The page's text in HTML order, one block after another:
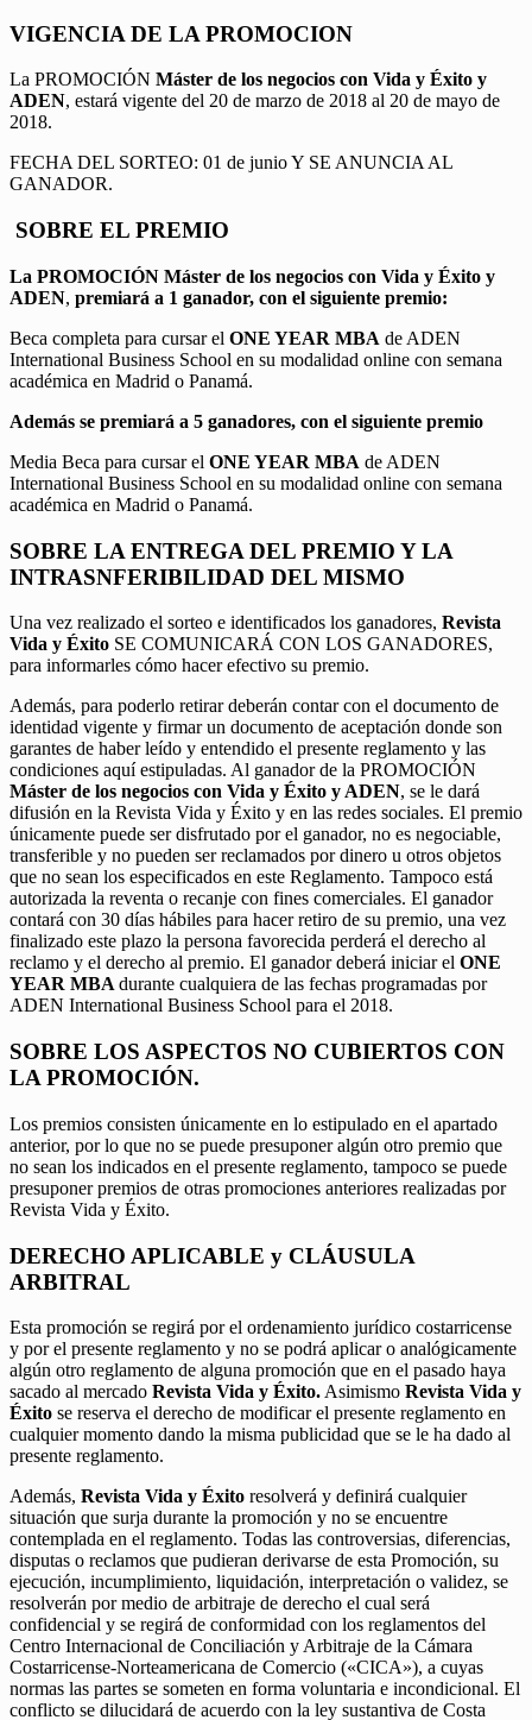
VIGENCIA DE LA PROMOCION
La PROMOCIÓN Máster de los negocios con Vida y Éxito y
ADEN, estará vigente del 20 de marzo de 2018 al 20 de mayo de
2018.
FECHA DEL SORTEO: 01 de junio Y SE ANUNCIA AL
GANADOR.
SOBRE EL PREMIO
La PROMOCIÓN Máster de los negocios con Vida y Éxito y
ADEN, premiará a 1 ganador, con el siguiente premio:
Beca completa para cursar el ONE YEAR MBA de ADEN
International Business School en su modalidad online con semana
académica en Madrid o Panamá.
Además se premiará a 5 ganadores, con el siguiente premio
Media Beca para cursar el ONE YEAR MBA de ADEN
International Business School en su modalidad online con semana
académica en Madrid o Panamá.
SOBRE LA ENTREGA DEL PREMIO Y LA
INTRASNFERIBILIDAD DEL MISMO
Una vez realizado el sorteo e identificados los ganadores, Revista
Vida y Éxito SE COMUNICARÁ CON LOS GANADORES,
para informarles cómo hacer efectivo su premio.
Además, para poderlo retirar deberán contar con el documento de
identidad vigente y firmar un documento de aceptación donde son
garantes de haber leído y entendido el presente reglamento y las
condiciones aquí estipuladas. Al ganador de la PROMOCIÓN
Máster de los negocios con Vida y Éxito y ADEN, se le dará
difusión en la Revista Vida y Éxito y en las redes sociales. El premio
únicamente puede ser disfrutado por el ganador, no es negociable,
transferible y no pueden ser reclamados por dinero u otros objetos
que no sean los especificados en este Reglamento. Tampoco está
autorizada la reventa o recanje con fines comerciales. El ganador
contará con 30 días hábiles para hacer retiro de su premio, una vez
finalizado este plazo la persona favorecida perderá el derecho al
reclamo y el derecho al premio. El ganador deberá iniciar el ONE
YEAR MBA durante cualquiera de las fechas programadas por
ADEN International Business School para el 2018.
SOBRE LOS ASPECTOS NO CUBIERTOS CON
LA PROMOCIÓN.
Los premios consisten únicamente en lo estipulado en el apartado
anterior, por lo que no se puede presuponer algún otro premio que
no sean los indicados en el presente reglamento, tampoco se puede
presuponer premios de otras promociones anteriores realizadas por
Revista Vida y Éxito.
DERECHO APLICABLE y CLÁUSULA
ARBITRAL
Esta promoción se regirá por el ordenamiento jurídico costarricense
y por el presente reglamento y no se podrá aplicar o analógicamente
algún otro reglamento de alguna promoción que en el pasado haya
sacado al mercado Revista Vida y Éxito. Asimismo Revista Vida y
Éxito se reserva el derecho de modificar el presente reglamento en
cualquier momento dando la misma publicidad que se le ha dado al
presente reglamento.
Además, Revista Vida y Éxito resolverá y definirá cualquier
situación que surja durante la promoción y no se encuentre
contemplada en el reglamento. Todas las controversias, diferencias,
disputas o reclamos que pudieran derivarse de esta Promoción, su
ejecución, incumplimiento, liquidación, interpretación o validez, se
resolverán por medio de arbitraje de derecho el cual será
confidencial y se regirá de conformidad con los reglamentos del
Centro Internacional de Conciliación y Arbitraje de la Cámara
Costarricense-Norteamericana de Comercio («CICA»), a cuyas
normas las partes se someten en forma voluntaria e incondicional. El
conflicto se dilucidará de acuerdo con la ley sustantiva de Costa